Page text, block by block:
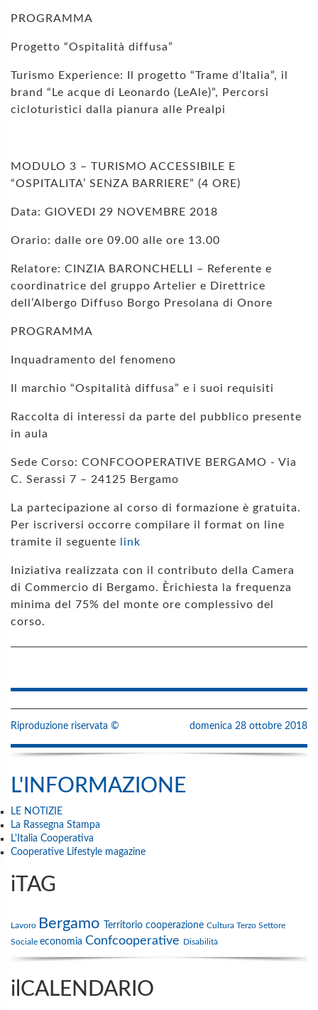
PROGRAMMA
Progetto “Ospitalità diffusa”
Turismo Experience: Il progetto “Trame d’Italia”, il
brand “Le acque di Leonardo (LeAle)”, Percorsi
cicloturistici dalla pianura alle Prealpi
MODULO 3 – TURISMO ACCESSIBILE E
“OSPITALITA’ SENZA BARRIERE” (4 ORE)
Data: GIOVEDI 29 NOVEMBRE 2018
Orario: dalle ore 09.00 alle ore 13.00
Relatore: CINZIA BARONCHELLI – Referente e
coordinatrice del gruppo Artelier e Direttrice
dell’Albergo Diffuso Borgo Presolana di Onore
PROGRAMMA
Inquadramento del fenomeno
Il marchio “Ospitalità diffusa” e i suoi requisiti
Raccolta di interessi da parte del pubblico presente
in aula
Sede Corso: CONFCOOPERATIVE BERGAMO - Via
C. Serassi 7 – 24125 Bergamo
La partecipazione al corso di formazione è gratuita.
Per iscriversi occorre compilare il format on line
tramite il seguente link
Iniziativa realizzata con il contributo della Camera
di Commercio di Bergamo. Èrichiesta la frequenza
minima del 75% del monte ore complessivo del
corso.
Riproduzione riservata © domenica 28 ottobre 2018
L'INFORMAZIONE
LE NOTIZIE
La Rassegna Stampa
L'Italia Cooperativa
Cooperative Lifestyle magazine
iTAG
Lavoro Bergamo Territorio cooperazione Cultura Terzo Settore
Sociale economia Confcooperative Disabilità
ilCALENDARIO